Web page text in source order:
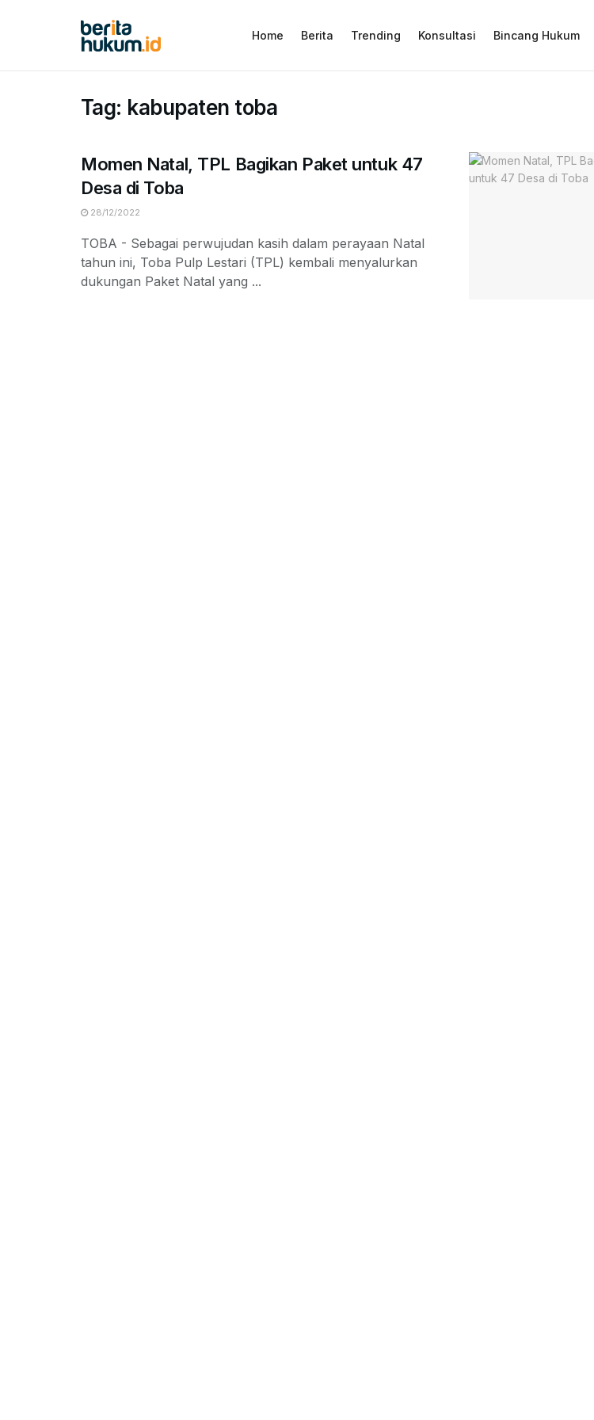
Home Berita Trending Konsultasi Bincang Hukum
Tag: kabupaten toba
Momen Natal, TPL Bagikan Paket untuk 47
Desa di Toba
28/12/2022
TOBA - Sebagai perwujudan kasih dalam perayaan Natal
tahun ini, Toba Pulp Lestari (TPL) kembali menyalurkan
dukungan Paket Natal yang ...